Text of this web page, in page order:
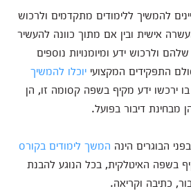
להמשיך ללימודים מתקדמים ולרכוש
אישית ובין אם מתוך כוונה להעשיר
ולרכוש ידע ומיומנויות נוספים
התפקידים המקצועי יוכלו להמשיך
ירכשו ידע מקיף בשפה קסומה זו, הן
מבחינת דיבור בפועל.
הבוגרים הינה המשך לימודים בקורס
בשפה האיטלקית, בכל הנוגע להבנת
כתיבה וקריאה.